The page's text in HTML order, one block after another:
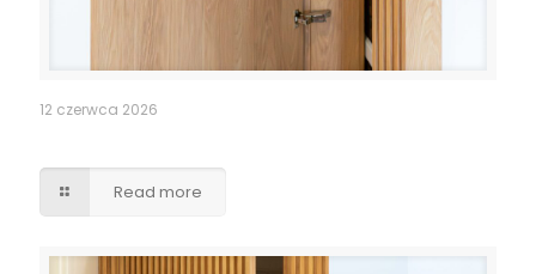
12 czerwca 2026
Read more